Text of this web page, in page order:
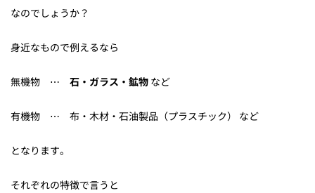
なのでしょうか？
身近なもので例えるなら
無機物 ⋯ 石・ガラス・鉱物 など
有機物 ⋯ 布・木材・石油製品（プラスチック） など
となります。
それぞれの特徴で言うと